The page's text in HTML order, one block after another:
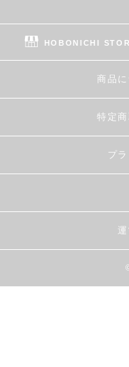
HOBONICHI
商品
特定
プ